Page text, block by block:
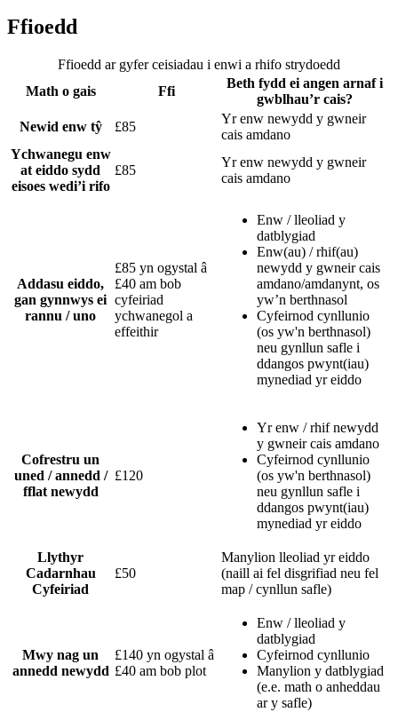
Ffioedd
Ffioedd ar gyfer ceisiadau i enwi a rhifo strydoedd
Math o gais
Ffi
Beth fydd ei angen arnaf i
gwblhau’r cais?
Newid enw tŷ
£85
Yr enw newydd y gwneir
cais amdano
Ychwanegu enw
at eiddo sydd
eisoes wedi’i rifo
£85
Yr enw newydd y gwneir
cais amdano
Addasu eiddo,
gan gynnwys ei
rannu / uno
£85 yn ogystal â
£40 am bob
cyfeiriad
ychwanegol a
effeithir
Enw / lleoliad y
datblygiad
Enw(au) / rhif(au)
newydd y gwneir cais
amdano/amdanynt, os
yw’n berthnasol
Cyfeirnod cynllunio
(os yw'n berthnasol)
neu gynllun safle i
ddangos pwynt(iau)
mynediad yr eiddo
Cofrestru un
uned / annedd /
fflat newydd
£120
Yr enw / rhif newydd
y gwneir cais amdano
Cyfeirnod cynllunio
(os yw'n berthnasol)
neu gynllun safle i
ddangos pwynt(iau)
mynediad yr eiddo
Llythyr
Cadarnhau
Cyfeiriad
£50
Manylion lleoliad yr eiddo
(naill ai fel disgrifiad neu fel
map / cynllun safle)
Mwy nag un
annedd newydd
£140 yn ogystal â
£40 am bob plot
Enw / lleoliad y
datblygiad
Cyfeirnod cynllunio
Manylion y datblygiad
(e.e. math o anheddau
ar y safle)